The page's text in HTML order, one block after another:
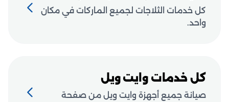
كل خدمات الثلاجات لجميع الماركات في مكان
واحد.
كل خدمات وايت ويل
صيانة جميع أجهزة وايت ويل من صفحة